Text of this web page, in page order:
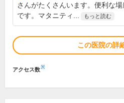
さんがたくさんいます。便利な
です。マタニティ...
もっと読む
この医院の詳
アクセス数※